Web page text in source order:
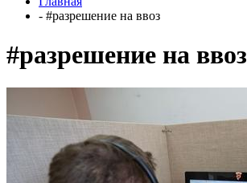
- #разрешение на ввоз
#разрешение на ввоз